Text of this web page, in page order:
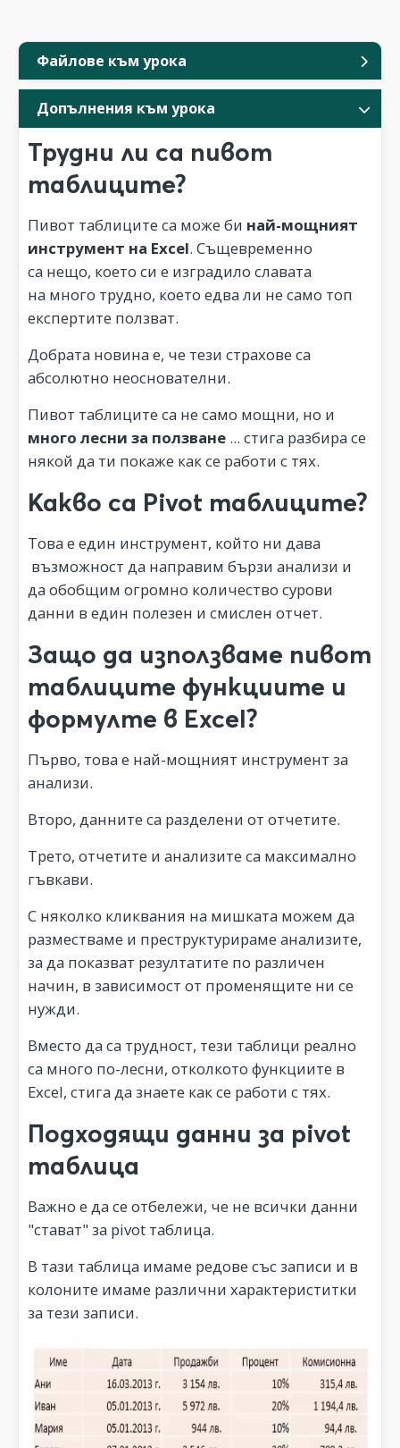
Файлове към урока
Допълнения към урока
Трудни ли са пивот
таблиците?
Пивот таблиците са може би най-мощният
инструмент на Excel. Същевременно
са нещо, което си е изградило славата
на много трудно, което едва ли не само топ
експертите ползват.
Добрата новина е, че тези страхове са
абсолютно неоснователни.
Пивот таблиците са не само мощни, но и
много лесни за ползване ... стига разбира се
някой да ти покаже как се работи с тях.
Какво са Pivot таблиците?
Това е един инструмент, който ни дава
възможност да направим бързи анализи и
да обобщим огромно количество сурови
данни в един полезен и смислен отчет.
Защо да използваме пивот
таблиците функциите и
формулте в Excel?
Първо, това е най-мощният инструмент за
анализи.
Второ, данните са разделени от отчетите.
Трето, отчетите и анализите са максимално
гъвкави.
С няколко кликвания на мишката можем да
разместваме и преструктурираме анализите,
за да показват резултатите по различен
начин, в зависимост от променящите ни се
нужди.
Вместо да са трудност, тези таблици реално
са много по-лесни, отколкото функциите в
Excel, стига да знаете как се работи с тях.
Подходящи данни за pivot
таблица
Важно е да се отбележи, че не всички данни
"стават" за pivot таблица.
В тази таблица имаме редове със записи и в
колоните имаме различни характериститки
за тези записи.